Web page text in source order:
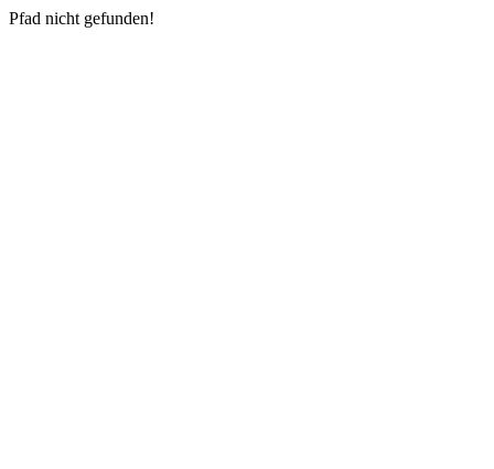
Pfad nicht gefunden!